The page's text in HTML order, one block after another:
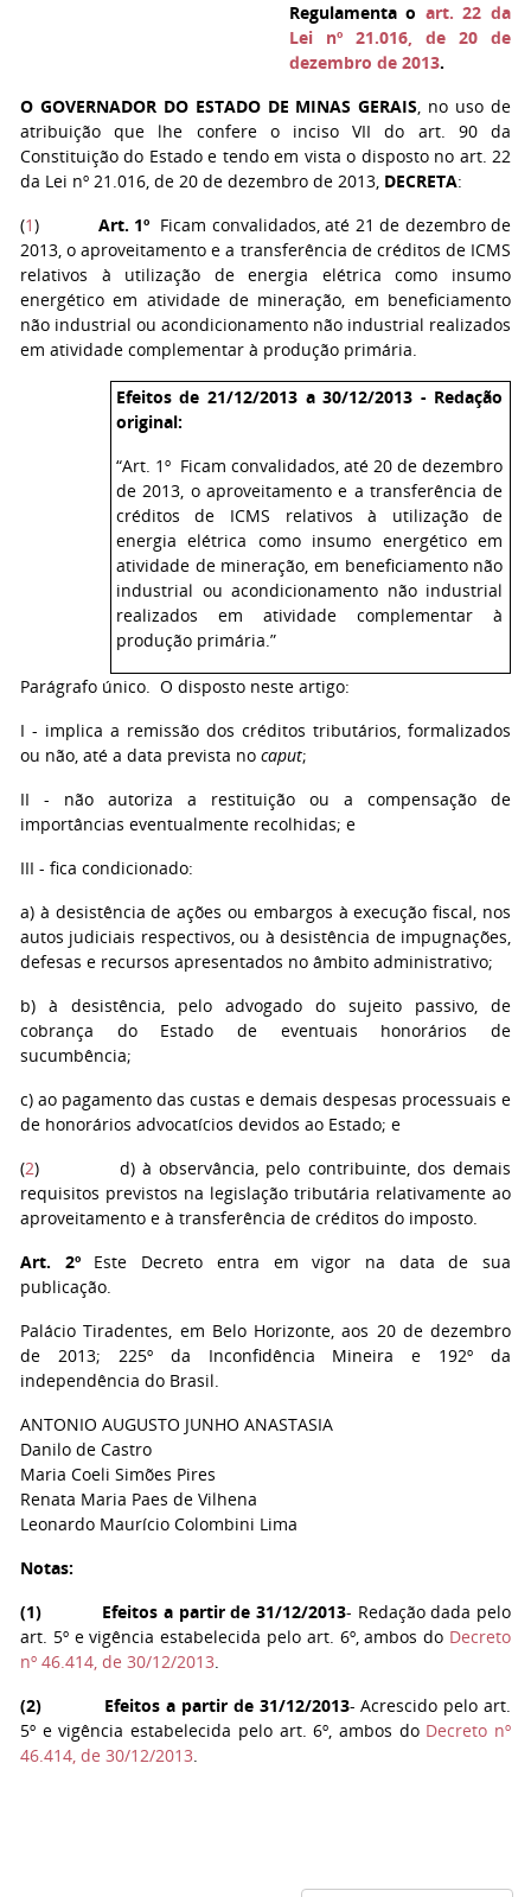
Regulamenta o art. 22 da
Lei nº 21.016, de 20 de
dezembro de 2013.
O GOVERNADOR DO ESTADO DE MINAS GERAIS, no uso de
atribuição que lhe confere o inciso VII do art. 90 da
Constituição do Estado e tendo em vista o disposto no art. 22
da Lei nº 21.016, de 20 de dezembro de 2013, DECRETA:
(1) Art. 1º Ficam convalidados, até 21 de dezembro de
2013, o aproveitamento e a transferência de créditos de ICMS
relativos à utilização de energia elétrica como insumo
energético em atividade de mineração, em beneficiamento
não industrial ou acondicionamento não industrial realizados
em atividade complementar à produção primária.
Efeitos de 21/12/2013 a 30/12/2013 - Redação
original:
“Art. 1º Ficam convalidados, até 20 de dezembro
de 2013, o aproveitamento e a transferência de
créditos de ICMS relativos à utilização de
energia elétrica como insumo energético em
atividade de mineração, em beneficiamento não
industrial ou acondicionamento não industrial
realizados em atividade complementar à
produção primária.”
Parágrafo único. O disposto neste artigo:
I - implica a remissão dos créditos tributários, formalizados
ou não, até a data prevista no caput;
II - não autoriza a restituição ou a compensação de
importâncias eventualmente recolhidas; e
III - fica condicionado:
a) à desistência de ações ou embargos à execução fiscal, nos
autos judiciais respectivos, ou à desistência de impugnações,
defesas e recursos apresentados no âmbito administrativo;
b) à desistência, pelo advogado do sujeito passivo, de
cobrança do Estado de eventuais honorários de
sucumbência;
c) ao pagamento das custas e demais despesas processuais e
de honorários advocatícios devidos ao Estado; e
(2) d) à observância, pelo contribuinte, dos demais
requisitos previstos na legislação tributária relativamente ao
aproveitamento e à transferência de créditos do imposto.
Art. 2ºEste Decreto entra em vigor na data de sua
publicação.
Palácio Tiradentes, em Belo Horizonte, aos 20 de dezembro
de 2013; 225º da Inconfidência Mineira e 192º da
independência do Brasil.
ANTONIO AUGUSTO JUNHO ANASTASIA
Danilo de Castro
Maria Coeli Simões Pires
Renata Maria Paes de Vilhena
Leonardo Maurício Colombini Lima
Notas:
(1) Efeitos a partir de 31/12/2013- Redação dada pelo
art. 5º e vigência estabelecida pelo art. 6º, ambos do Decreto
nº 46.414, de 30/12/2013.
(2) Efeitos a partir de 31/12/2013- Acrescido pelo art.
5º e vigência estabelecida pelo art. 6º, ambos do Decreto nº
46.414, de 30/12/2013.